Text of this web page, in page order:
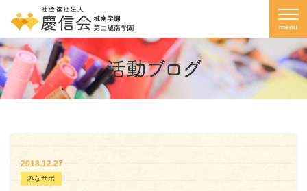
2018.12.27
みなサポ
menu